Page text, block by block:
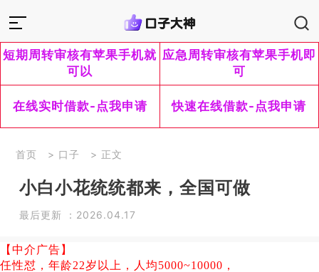
短期周转审核有苹果手机就
可以
应急周转审核有苹果手机即
可
在线实时借款-点我申请 快速在线借款-点我申请
首页 > 口子 > 正文
小白小花统统都来，全国可做
最后更新 ：2026.04.17
【中介广告】
任性怼，年龄22岁以上，人均5000~10000，